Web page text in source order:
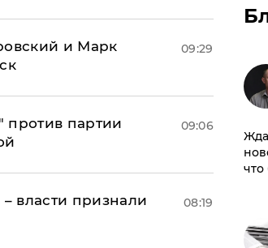
и Марк
09:29
против партии
09:06
власти признали
08:19
что